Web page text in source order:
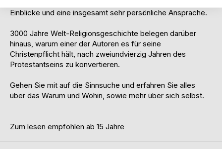
Einblicke und eine insgesamt sehr persönliche Ansprache.
3000 Jahre Welt-Religionsgeschichte belegen darüber
hinaus, warum einer der Autoren es für seine
Christenpflicht hält, nach zweiundvierzig Jahren des
Protestantseins zu konvertieren.
Gehen Sie mit auf die Sinnsuche und erfahren Sie alles
über das Warum und Wohin, sowie mehr über sich selbst.
Zum lesen empfohlen ab 15 Jahre